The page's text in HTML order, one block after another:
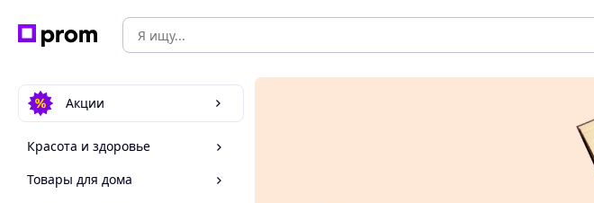
Акции
Красота и здоровье
Товары для дома